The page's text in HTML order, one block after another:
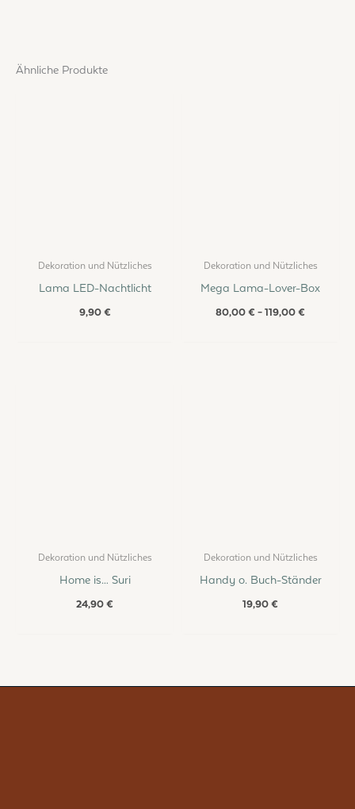
Ähnliche Produkte
Dekoration und Nützliches
Lama LED-Nachtlicht
9,90€
Dekoration und Nützliches
Mega Lama-Lover-Box
80,00€ –119,00€
Dekoration und Nützliches
Home is… Suri
24,90€
Dekoration und Nützliches
Handy o. Buch-Ständer
19,90€